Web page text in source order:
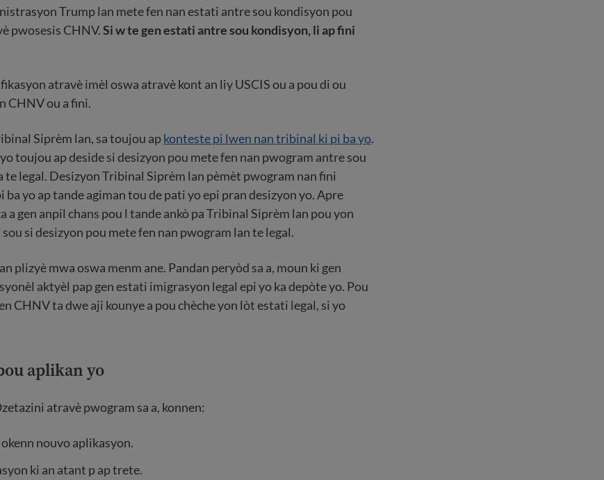
Trump lan mete fen nan estati antre sou kondisyon pou
pwosesis CHNV.Si w te gen estati antre sou kondisyon, li ap fini
atravè imèl oswa atravè kont an liy USCIS ou a pou di ou
CHNV ou a fini.
Siprèm lan, sa toujou apkonteste pi lwen nan tribinal ki pi ba yo.
toujou ap deside si desizyon pou mete fen nan pwogram antre sou
te legal. Desizyon Tribinal Siprèm lan pèmèt pwogram nan fini
yo ap tande agiman tou de pati yo epi pran desizyon yo. Apre
a gen anpil chans pou l tande ankò pa Tribinal Siprèm lan pou yon
si desizyon pou mete fen nan pwogram lan te legal.
plizyè mwa oswa menm ane. Pandan peryòd sa a, moun ki gen
aktyèl pap gen estati imigrasyon legal epi yo ka depòte yo. Pou
CHNV ta dwe aji kounye a pou chèche yon lòt estati legal, si yo
aplikan yo
atravè pwogram sa a, konnen:
nouvo aplikasyon.
ki an atant p ap trete.